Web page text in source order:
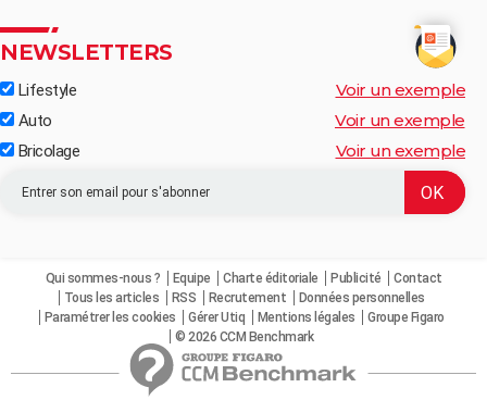
NEWSLETTERS
Lifestyle Voir un exemple
Auto Voir un exemple
Bricolage Voir un exemple
Qui sommes-nous ? Equipe Charte éditoriale Publicité
Contact
Tous les articles
RSS Recrutement
Données personnelles
Paramétrer les cookies
Gérer Utiq Mentions légales
Groupe Figaro
© 2026 CCM Benchmark